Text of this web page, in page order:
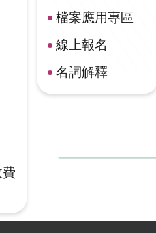
檔案應用專區
線上報名
名詞解釋